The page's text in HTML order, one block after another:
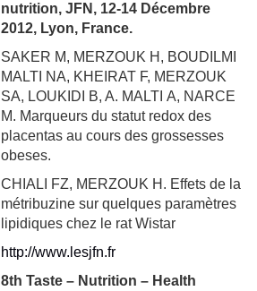
nutrition, JFN, 12-14 Décembre
2012, Lyon, France.
SAKER M, MERZOUK H, BOUDILMI
MALTI NA, KHEIRAT F, MERZOUK
SA, LOUKIDI
B, A. MALTI A, NARCE
M. Marqueurs du statut redox des
placentas au cours des grossesses
obeses.
CHIALI FZ, MERZOUK H. Effets de la
métribuzine sur quelques paramètres
lipidiques chez le rat Wistar
http://www.lesjfn.fr
8th Taste – Nutrition – Health